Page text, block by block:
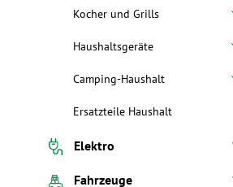
Kocher und Grills
Haushaltsgeräte
Camping-Haushalt
Ersatzteile Haushalt
Elektro
Fahrzeuge